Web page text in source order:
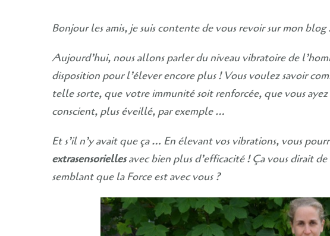
Bonjour les amis, je suis contente de vous revoir sur mon blog
Aujourd’hui, nous allons parler du niveau vibratoire de
disposition pour l’élever encore plus ! Vous voulez savoir
telle sorte, que votre immunité soit renforcée, que vous
conscient, plus éveillé, par exemple …
Et s’il n’y avait que ça … En élevant vos vibrations, vous
extrasensoriellesavec bien plus d’efficacité ! Ça vous dirait
semblant que la Force est avec vous ?